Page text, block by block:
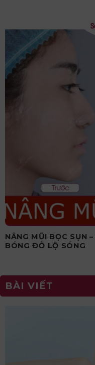
NÂNG MŨI BỌC SỤN
BÓNG ĐỎ LỘ SÓNG
BÀI VIẾT